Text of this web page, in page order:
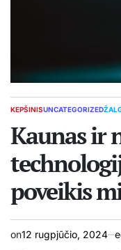
POSTED
KEPŠINISUNCATEGORIZED
Kaunas ir
poveikis
on12 rugpjūčio, 2024